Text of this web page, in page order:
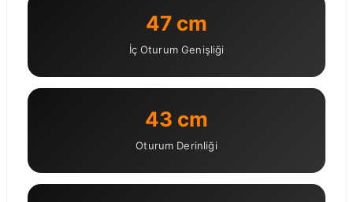
47 cm
İç Oturum Genişliği
43 cm
Oturum Derinliği